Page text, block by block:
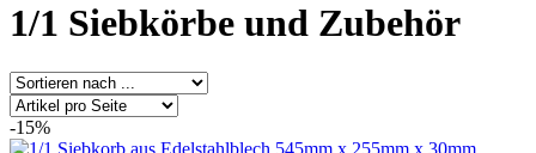
1/1 Siebkörbe und Zubehör
-15%